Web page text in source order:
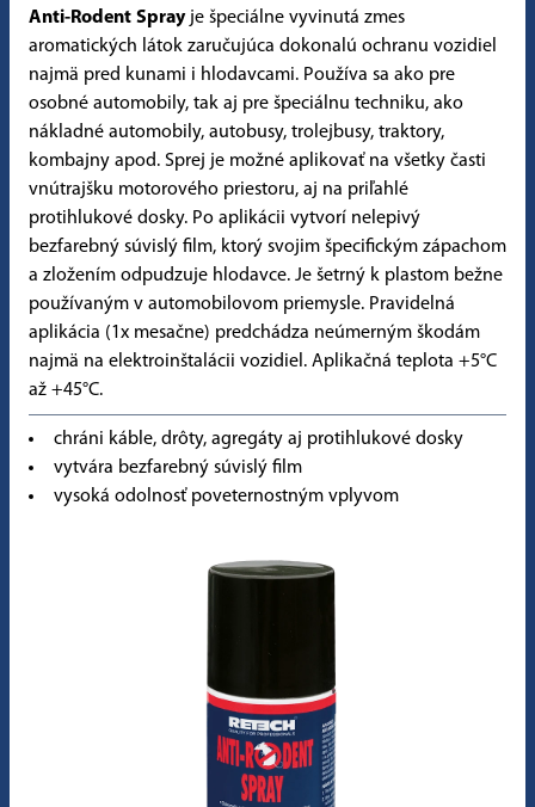
Anti-Rodent Sprayje špeciálne vyvinutá zmes
aromatických látok zaručujúca dokonalú ochranu vozidiel
najmä pred kunami i hlodavcami. Používa sa ako pre
osobné automobily, tak aj pre špeciálnu techniku, ako
nákladné automobily, autobusy, trolejbusy, traktory,
kombajny apod. Sprej je možné aplikovať na všetky časti
vnútrajšku motorového priestoru, aj na priľahlé
protihlukové dosky. Po aplikácii vytvorí nelepivý
bezfarebný súvislý film, ktorý svojim špecifickým zápachom
a zložením odpudzuje hlodavce. Je šetrný k plastom bežne
používaným v automobilovom priemysle. Pravidelná
aplikácia (1x mesačne) predchádza neúmerným škodám
najmä na elektroinštalácii vozidiel. Aplikačná teplota +5°C
až +45°C.
chráni káble, drôty, agregáty aj protihlukové dosky
vytvára bezfarebný súvislý film
vysoká odolnosť poveternostným vplyvom